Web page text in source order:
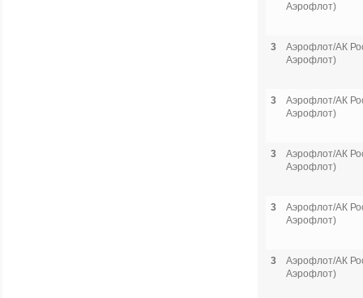
Аэрофлот)
3
Аэрофлот/АК
Аэрофлот)
3
Аэрофлот/АК
Аэрофлот)
3
Аэрофлот/АК
Аэрофлот)
3
Аэрофлот/АК
Аэрофлот)
3
Аэрофлот/АК
Аэрофлот)